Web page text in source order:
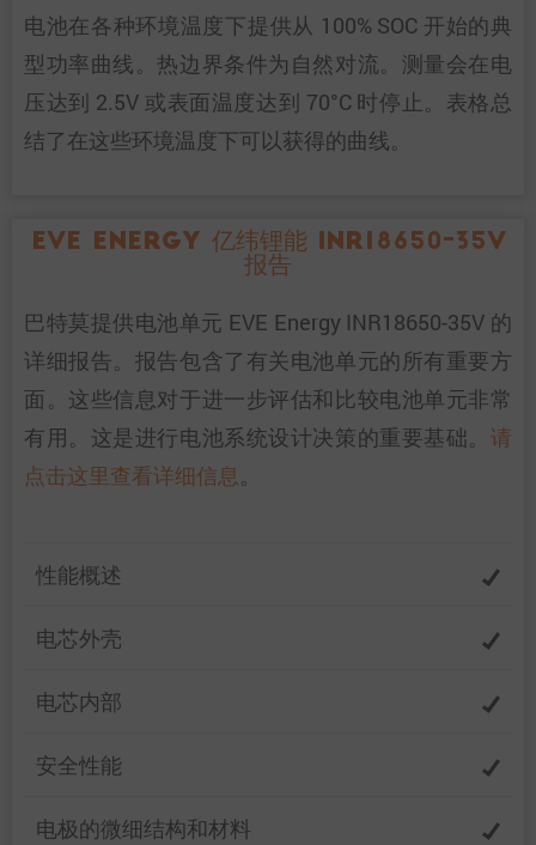
电池在各种环境温度下提供从 100% SOC 开始的典
型功率曲线。热边界条件为自然对流。测量会在电
压达到 2.5V 或表面温度达到 70°C 时停止。表格总
结了在这些环境温度下可以获得的曲线。
EVE Energy 亿纬锂能 INR18650-35V
报告
巴特莫提供电池单元 EVE Energy INR18650-35V 的
详细报告。报告包含了有关电池单元的所有重要方
面。这些信息对于进一步评估和比较电池单元非常
有用。这是进行电池系统设计决策的重要基础。 请
点击这里查看详细信息。
性能概述
电芯外壳
电芯内部
安全性能
电极的微细结构和材料